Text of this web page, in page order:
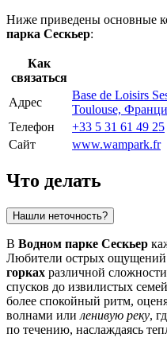
Ниже приведены основные
парка Сескьер:
Как
связаться
Адрес
Base de Loisirs
Toulouse,
Телефон
+33 5 31 61 49 25
Сайт
www.wampark.fr
Что делать
Нашли неточность?
В Водном парке Сескьер
Любители острых ощущений
горках различной
спусков до извилистых
более спокойный ритм,
волнами или ленивую реку,
по течению, наслаждаясь